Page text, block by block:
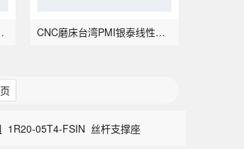
高刚性 CNC磨床台湾PMI银泰线性滑块SME45LSB
1R20-05T4-FSIN 丝杆支撑座